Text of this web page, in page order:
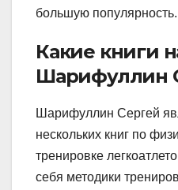
большую популярность.
Какие книги
Шарифуллин
Шарифуллин Сергей
нескольких книг по
тренировке
себя методики